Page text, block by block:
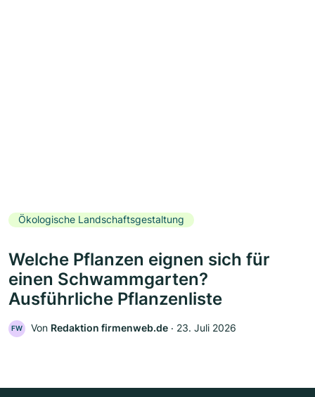
Ökologische Landschaftsgestaltung
Welche Pflanzen eignen sich für
einen Schwammgarten?
Ausführliche Pflanzenliste
FW Von Redaktion firmenweb.de ‧ 23. Juli 2026